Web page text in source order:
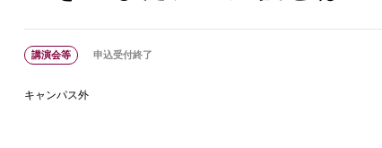
講演会等 申込受付終了
キャンパス外